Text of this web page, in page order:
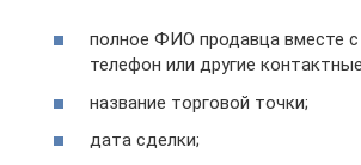
полное ФИО продавца вместе с
телефон или другие
название торговой точки;
дата сделки;